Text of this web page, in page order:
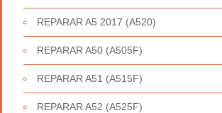
REPARAR A5 2017 (A520)
REPARAR A50 (A505F)
REPARAR A51 (A515F)
REPARAR A52 (A525F)